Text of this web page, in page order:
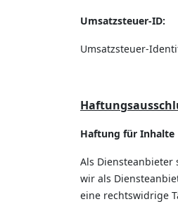
Umsatzsteuer-ID:
Umsatzsteuer-
Haftung für Inhalte
Als Diensteanbieter
wir als
eine rechtswidrige